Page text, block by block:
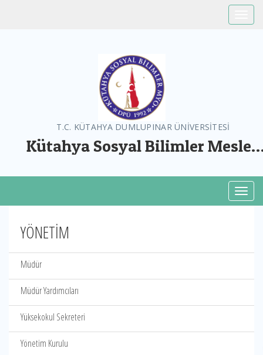
T.C. KÜTAHYA DUMLUPINAR ÜNİVERSİTESİ
Kütahya Sosyal Bilimler Meslek
YÖNETİM
Müdür
Müdür Yardımcıları
Yüksekokul Sekreteri
Yönetim Kurulu